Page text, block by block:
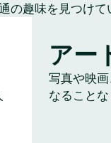
の趣味を見つけ
アー
写真や映
なること